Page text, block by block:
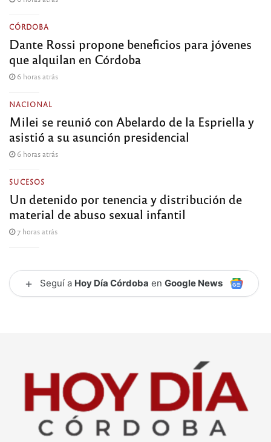
CÓRDOBA
Dante Rossi propone beneficios para jóvenes
que alquilan en Córdoba
6 horas atrás
NACIONAL
Milei se reunió con Abelardo de la Espriella y
asistió a su asunción presidencial
6 horas atrás
SUCESOS
Un detenido por tenencia y distribución de
material de abuso sexual infantil
7 horas atrás
+ Seguí a Hoy Día Córdoba en Google News